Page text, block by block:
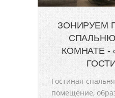
ЗОНИРУЕМ
КОМНАТЕ -
Гостиная-
помещение,